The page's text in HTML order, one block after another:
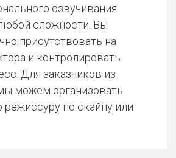
озвучивания
сложности. Вы
присутствовать на
и контролировать
Для заказчиков из
можем организовать
по скайпу или